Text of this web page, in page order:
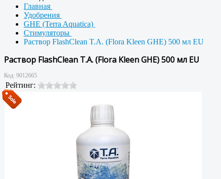
Главная
Удобрения
GHE (Terra Aquatica)
Стимуляторы
Раствор FlashClean T.A. (Flora Kleen GHE) 500 мл EU
Раствор FlashClean T.A. (Flora Kleen GHE) 500 мл EU
Код: 9012665
Рейтинг: